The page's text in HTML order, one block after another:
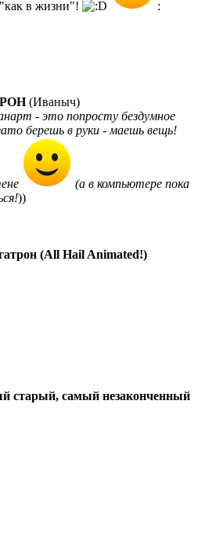
в жизни"! :
(Иваныч)
- это попросту бездумное
берешь в руки - маешь вещь!
(а в компьютере пока
))
(All Hail Animated!)
старый, самый незаконченный